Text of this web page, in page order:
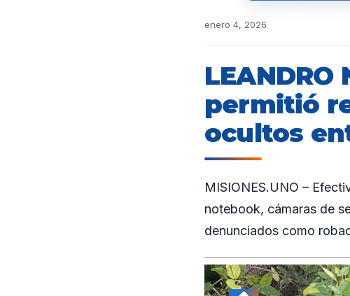
enero 4, 2026
permitió
ocultos
MISIONES.UNO –
notebook, cámaras de
denunciados como